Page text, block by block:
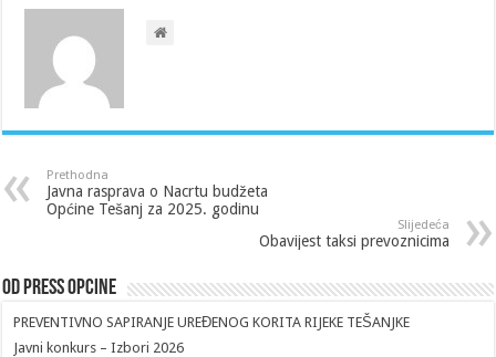
Prethodna
Javna rasprava o Nacrtu budžeta
Općine Tešanj za 2025. godinu
Slijedeća
Obavijest taksi prevoznicima
Od Press Opcine
PREVENTIVNO SAPIRANJE UREĐENOG KORITA RIJEKE TEŠANJKE
Javni konkurs – Izbori 2026